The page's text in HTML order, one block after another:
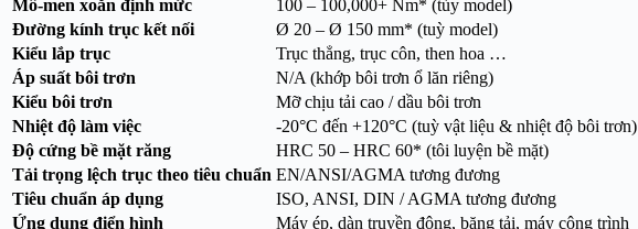
Mô-men xoắn định mức
100 – 100,000+ Nm* (tùy model)
Đường kính trục kết nối
Ø 20 – Ø 150 mm* (tuỳ model)
Kiểu lắp trục
Trục thẳng, trục côn, then hoa …
Áp suất bôi trơn
N/A (khớp bôi trơn ổ lăn riêng)
Kiểu bôi trơn
Mỡ chịu tải cao / dầu bôi trơn
Nhiệt độ làm việc
-20°C đến +120°C (tuỳ vật liệu & nhiệt độ bôi trơn)
Độ cứng bề mặt răng
HRC 50 – HRC 60* (tôi luyện bề mặt)
Tải trọng lệch trục theo tiêu chuẩn EN/ANSI/AGMA tương đương
Tiêu chuẩn áp dụng
ISO, ANSI, DIN / AGMA tương đương
Ứng dụng điển hình
Máy ép, dàn truyền động, băng tải, máy công trình